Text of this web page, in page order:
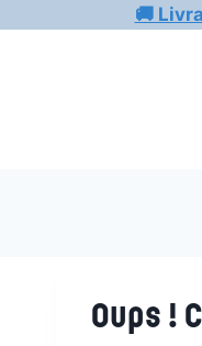
🚚
Oups !